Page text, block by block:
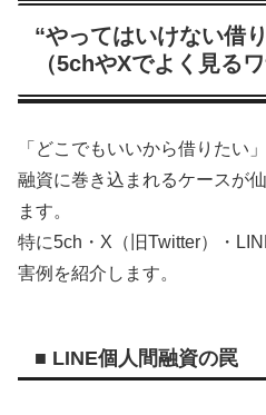
“やってはいけない借
（5chやXでよく見るワ
「どこでもいいから借りたい
融資に巻き込まれるケースが
ます。
特に5ch・X（旧Twitter）・
害例を紹介します。
■ LINE個人間融資の罠